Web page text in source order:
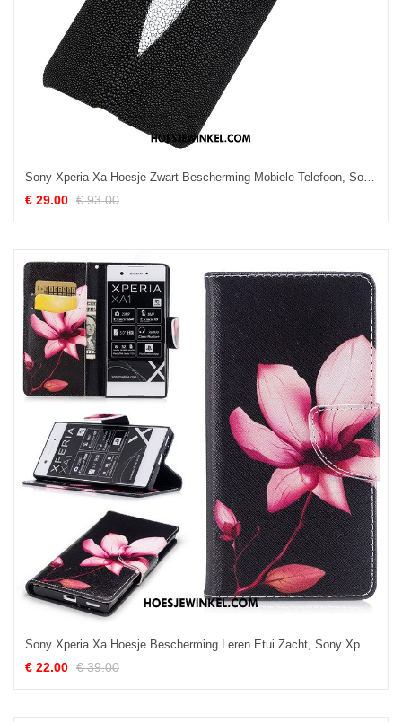
Sony Xperia Xa Hoesje Zwart Bescherming Mobiele Telefoon, Sony Xperia Xa Hoesje Anti-fall Echt Leer
€ 29.00 € 93.00
Sony Xperia Xa Hoesje Bescherming Leren Etui Zacht, Sony Xperia Xa Hoesje Zwart Mobiele Telefoon
€ 22.00 € 39.00